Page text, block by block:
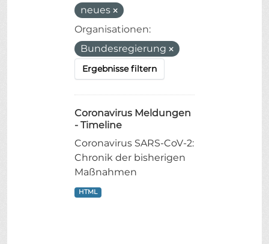
neues
Organisationen:
Bundesregierung
Ergebnisse filtern
Coronavirus Meldungen
- Timeline
Coronavirus SARS-CoV-2:
Chronik der bisherigen
Maßnahmen
HTML